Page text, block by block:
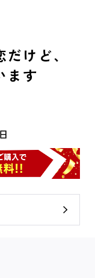
けど、
ます